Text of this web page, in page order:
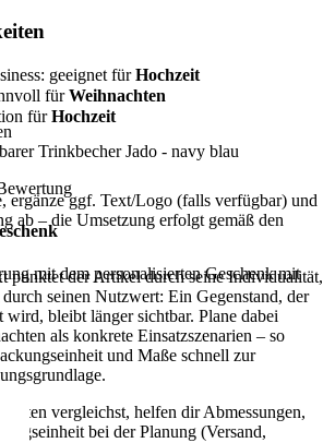
geeignet fürHochzeit
fürWeihnachten
fürHochzeit
ergänze ggf. Text/Logo (falls verfügbar) und
ab – die Umsetzung erfolgt gemäß den
punktet der Artikel durch seine Individualität,
seinen Nutzwert: Ein Gegenstand, der
wird, bleibt länger sichtbar. Plane dabei
als konkrete Einsatzszenarien – so
und Maße schnell zur
vergleichst, helfen dir Abmessungen,
bei der Planung (Versand,
Trinkbecher Jado - navy blau
mit dem personalisierten Geschenk mit